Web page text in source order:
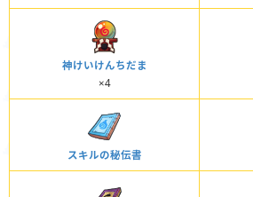
神けいけんちだま
×4
スキルの秘伝書